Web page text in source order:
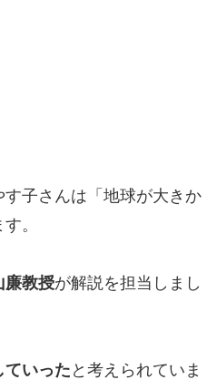
子さんは「地球が大きか
。
廉教授が解説を担当しまし
ていった と考えられていま